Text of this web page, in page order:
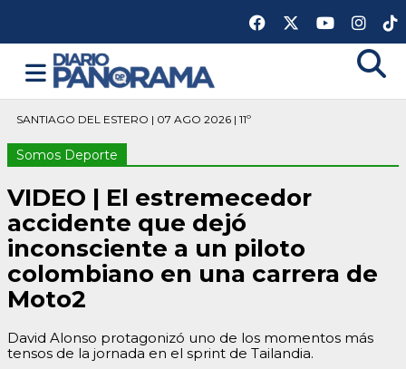
SANTIAGO DEL ESTERO | 07 AGO 2026 | 11º
Somos Deporte
VIDEO | El estremecedor
accidente que dejó
inconsciente a un piloto
colombiano en una carrera de
Moto2
David Alonso protagonizó uno de los momentos más
tensos de la jornada en el sprint de Tailandia.